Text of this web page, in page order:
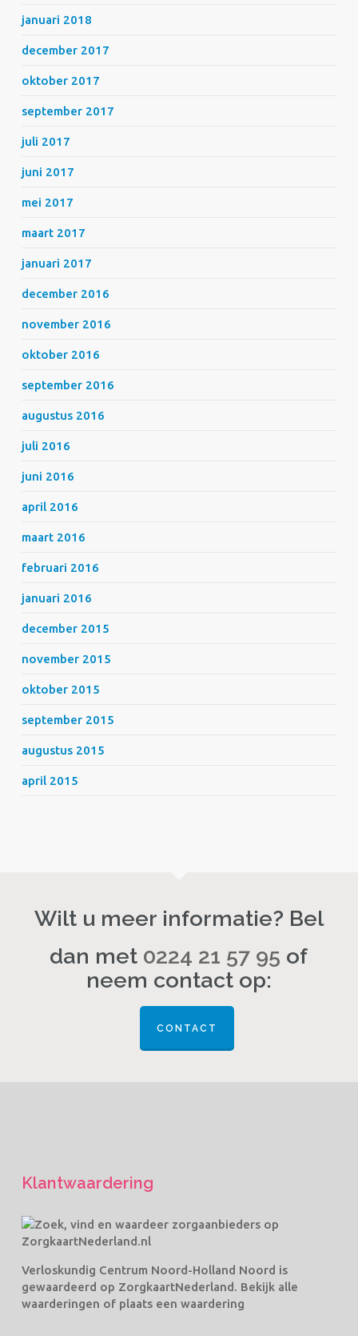
januari 2018
december 2017
oktober 2017
september 2017
juli 2017
juni 2017
mei 2017
maart 2017
januari 2017
december 2016
november 2016
oktober 2016
september 2016
augustus 2016
juli 2016
juni 2016
april 2016
maart 2016
februari 2016
januari 2016
december 2015
november 2015
oktober 2015
september 2015
augustus 2015
april 2015
Wilt u meer informatie? Bel
dan met 0224 21 57 95 of
neem contact op:
CONTACT
Klantwaardering
Verloskundig Centrum Noord-Holland Noord is
gewaardeerd op ZorgkaartNederland. Bekijk alle
waarderingen of plaats een waardering